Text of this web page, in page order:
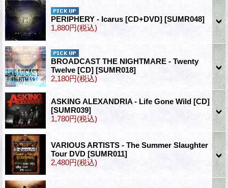
PERIPHERY - Icarus [CD+DVD] [SUMR048]
1,880円(税込)
BROADCAST THE NIGHTMARE - Twenty
Twelve [CD] [SUMR018]
2,180円(税込)
ASKING ALEXANDRIA - Life Gone Wild [CD]
[SUMR039]
1,780円(税込)
VARIOUS ARTISTS - The Summer Slaughter
Tour DVD [SUMR011]
2,480円(税込)